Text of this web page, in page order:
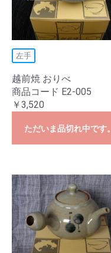
左手
越前焼 おりべ
商品コード E2-005
￥3,520
ただいま品切れ中です。